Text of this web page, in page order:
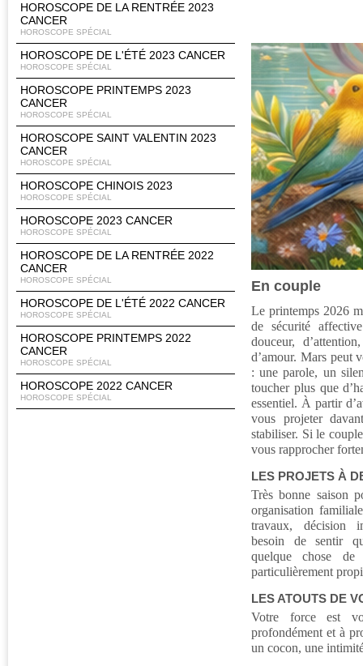
HOROSCOPE DE LA RENTRÉE 2023
CANCER
HOROSCOPE SPÉCIAL
HOROSCOPE DE L'ÉTÉ 2023 CANCER
HOROSCOPE SPÉCIAL
HOROSCOPE PRINTEMPS 2023
CANCER
HOROSCOPE SPÉCIAL
HOROSCOPE SAINT VALENTIN 2023
CANCER
HOROSCOPE SPÉCIAL
HOROSCOPE CHINOIS 2023
HOROSCOPE SPÉCIAL
HOROSCOPE 2023 CANCER
HOROSCOPE SPÉCIAL
HOROSCOPE DE LA RENTRÉE 2022
CANCER
HOROSCOPE SPÉCIAL
HOROSCOPE DE L'ÉTÉ 2022 CANCER
HOROSCOPE SPÉCIAL
HOROSCOPE PRINTEMPS 2022
CANCER
HOROSCOPE SPÉCIAL
HOROSCOPE 2022 CANCER
HOROSCOPE SPÉCIAL
En couple
Le printemps 2026
de sécurité
douceur,
d’amour. Mars peut
: une parole, un
toucher plus que
essentiel. À partir
vous projeter
stabiliser. Si le
vous rapprocher
LES PROJETS À
Très bonne saison
organisation
travaux, décision
besoin de sentir
quelque chose
particulièrement
LES ATOUTS DE
Votre force est
profondément et à
un cocon, une